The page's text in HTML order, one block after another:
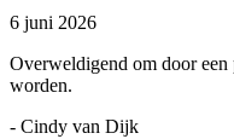
6 juni 2026
Overweldigend om door een
worden.
- Cindy van Dijk